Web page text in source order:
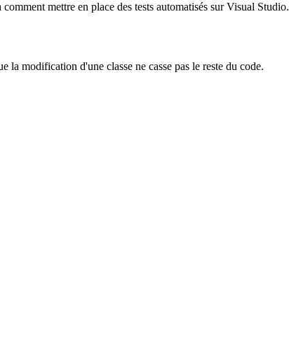
mettre en place des tests automatisés sur Visual Studio.
la modification d'une classe ne casse pas le reste du code.